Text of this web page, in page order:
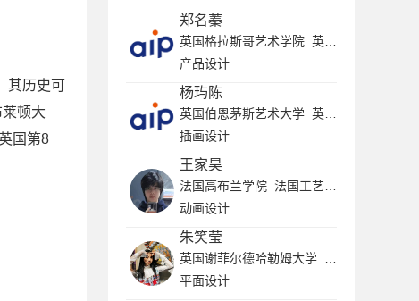
其历史可
顿大
国第8
郑名蓁
产品设计
杨玙陈
插画设计
王家昊
动画设计
朱笑莹
平面设计